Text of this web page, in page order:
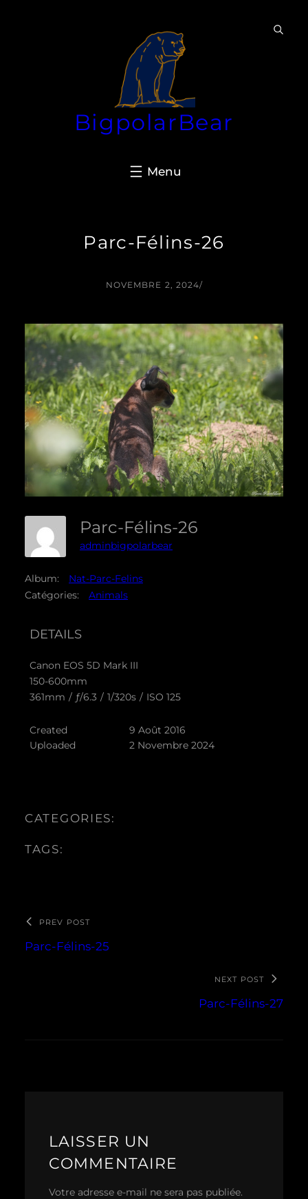
BigpolarBear
Parc-Félins-26
NOVEMBRE 2, 2024/
Parc-Félins-26
adminbigpolarbear
Album:
Nat-Parc-Felins
Catégories:
Animals
DETAILS
Canon EOS 5D Mark III
150-600mm
361mm / ƒ/6.3 / 1/320s / ISO 125
Created
9 Août 2016
Uploaded
2 Novembre 2024
CATEGORIES:
TAGS:
PREV POST
Parc-Félins-25
NEXT POST
Parc-Félins-27
LAISSER UN
COMMENTAIRE
Votre adresse e-mail ne sera pas publiée.